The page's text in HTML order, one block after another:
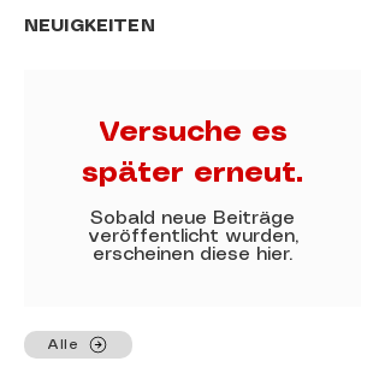
NEUIGKEITEN
Versuche es
später erneut.
Sobald neue Beiträge
veröffentlicht wurden,
erscheinen diese hier.
Alle